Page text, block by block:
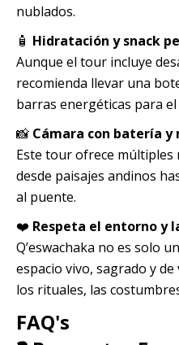
nublados.
🧴 Hidratación y snack
Aunque el tour incluye
recomienda llevar una
barras energéticas para el
📸 Cámara con batería
Este tour ofrece
desde paisajes andinos
al puente.
❤️ Respeta el entorno y
Q’eswachaka no es solo
espacio vivo, sagrado y
los rituales, las
FAQ's